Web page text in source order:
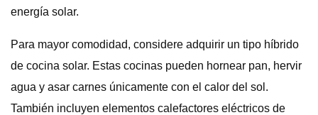
energía solar.
Para mayor comodidad, considere adquirir un tipo híbrido
de cocina solar. Estas cocinas pueden hornear pan, hervir
agua y asar carnes únicamente con el calor del sol.
También incluyen elementos calefactores eléctricos de